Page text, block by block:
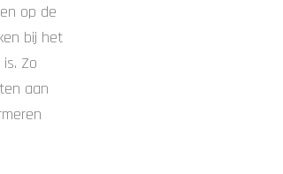
op de
bij het
Zo
aan